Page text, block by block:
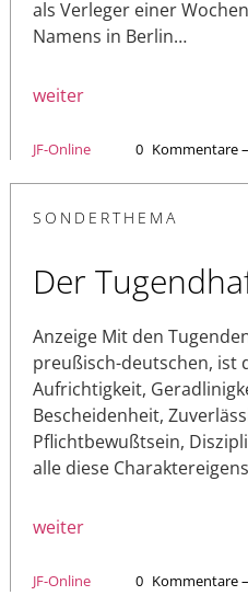
als Verleger einer
Namens in Berlin…
weiter
JF-Online 0 Kommentare
SONDERTHEMA
Der
Anzeige Mit den
preußisch-deutschen, ist
Aufrichtigkeit,
Bescheidenheit,
Pflichtbewußtsein,
alle diese
weiter
JF-Online 0 Kommentare